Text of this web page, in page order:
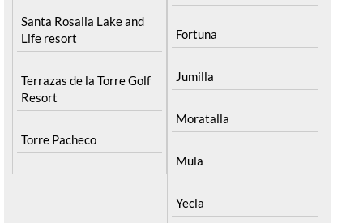
Santa Rosalia Lake and
Life resort
Terrazas de la Torre Golf
Resort
Torre Pacheco
Fortuna
Jumilla
Moratalla
Mula
Yecla